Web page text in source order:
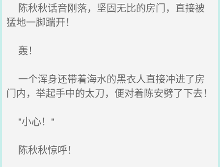
陈秋秋话音刚落，坚固无比的房门，直接被
猛地一脚踹开！
轰！
一个浑身还带着海水的黑衣人直接冲进了房
门内，举起手中的太刀，便对着陈安劈了下去！
"小心！"
陈秋秋惊呼！